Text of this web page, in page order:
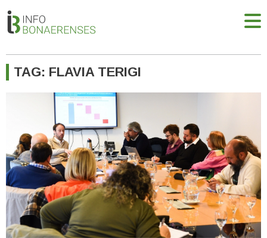
TAG: FLAVIA TERIGI